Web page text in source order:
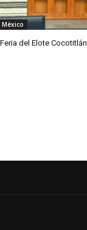
del Elote Cocotitlán